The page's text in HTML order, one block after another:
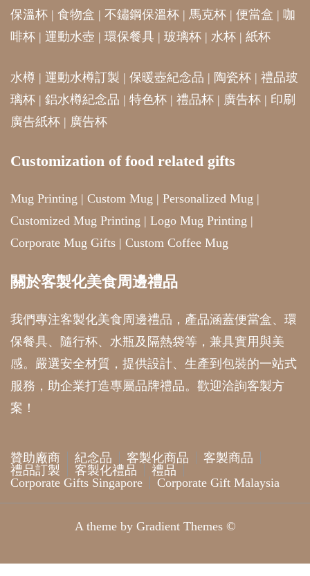
保溫杯 | 食物盒 | 不鏽鋼保溫杯 | 馬克杯 | 便當盒 | 咖
啡杯 | 運動水壺 | 環保餐具 | 玻璃杯 | 水杯 | 紙杯
水樽 | 運動水樽訂製 | 保暖壺紀念品 | 陶瓷杯 | 禮品玻
璃杯 | 鋁水樽紀念品 | 特色杯 | 禮品杯 | 廣告杯 | 印刷
廣告紙杯 | 廣告杯
Customization of food related gifts
Mug Printing | Custom Mug | Personalized Mug |
Customized Mug Printing | Logo Mug Printing |
Corporate Mug Gifts | Custom Coffee Mug
關於客製化美食周邊禮品
我們專注客製化美食周邊禮品，產品涵蓋便當盒、環
保餐具、隨行杯、水瓶及隔熱袋等，兼具實用與美
感。嚴選安全材質，提供設計、生產到包裝的一站式
服務，助企業打造專屬品牌禮品。歡迎洽詢客製方
案！
贊助廠商 紀念品 客製化商品
客製商品
禮品訂製
客製化禮品
禮品
Corporate Gifts Singapore
Corporate Gift Malaysia
A theme by Gradient Themes ©